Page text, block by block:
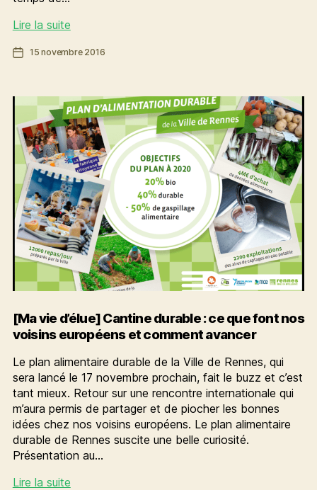
Lire la suiteRevivez
Assises
la
bio
Date15 novembre 2016
[Ma vie d’élue] Cantine durable : ce que font nos
voisins européens et comment avancer
Le plan alimentaire durable de la Ville de Rennes, qui
sera lancé le 17 novembre prochain, fait le buzz et c’est
tant mieux. Retour sur une rencontre internationale qui
m’aura permis de partager et de piocher les bonnes
idées chez nos voisins européens. Le plan alimentaire
durable de Rennes suscite une belle curiosité.
Présentation au…
Lire la suite[Ma